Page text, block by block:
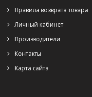
Правила возврата товара
Личный кабинет
Производители
Контакты
Карта сайта